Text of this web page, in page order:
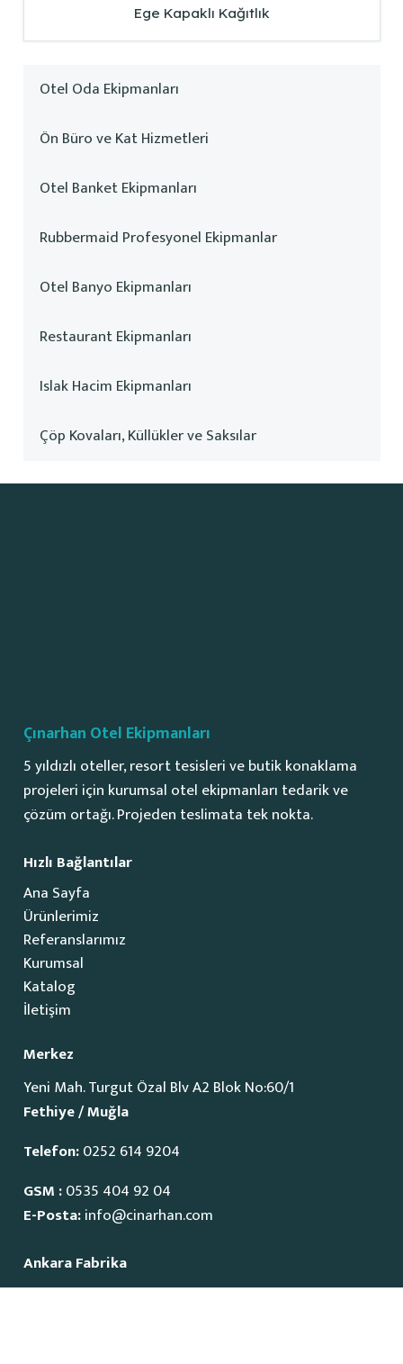
Ege Kapaklı Kağıtlık
Otel Oda Ekipmanları
Ön Büro ve Kat Hizmetleri
Otel Banket Ekipmanları
Rubbermaid Profesyonel Ekipmanlar
Otel Banyo Ekipmanları
Restaurant Ekipmanları
Islak Hacim Ekipmanları
Çöp Kovaları, Küllükler ve Saksılar
Çınarhan Otel Ekipmanları
5 yıldızlı oteller, resort tesisleri ve butik konaklama
projeleri için kurumsal otel ekipmanları tedarik ve
çözüm ortağı. Projeden teslimata tek nokta.
Hızlı Bağlantılar
Ana Sayfa
Ürünlerimiz
Referanslarımız
Kurumsal
Katalog
İletişim
Merkez
Yeni Mah. Turgut Özal Blv A2 Blok No:60/1
Fethiye / Muğla
Telefon:0252 614 9204
GSM :0535 404 92 04
E-Posta:info@cinarhan.com
Ankara Fabrika